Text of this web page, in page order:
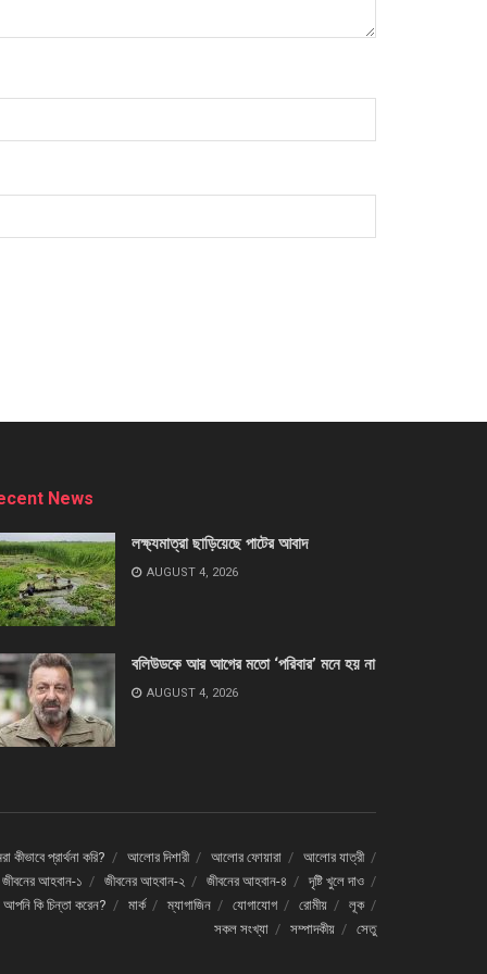
News
লক্ষ্যমাত্রা ছাড়িয়েছে পাটের আবাদ
AUGUST 4, 2026
বলিউডকে আর আগের মতো ‘পরিবার’ মনে হয় না
AUGUST 4, 2026
কীভাবে প্রার্থনা করি? আলোর দিশারী আলোর ফোয়ারা
আলোর যাত্রী
জীবনের আহবান-১ জীবনের আহবান-২ জীবনের আহবান-৪
দৃষ্টি খুলে দাও
কি চিন্তা করেন? মার্ক ম্যাগাজিন যোগাযোগ রোমীয়
লূক
সকল সংখ্যা
সম্পাদকীয় সেতু